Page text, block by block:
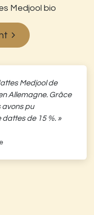
Medjool bio
Medjool de
Allemagne. Grâce
avons pu
de 15 %. »